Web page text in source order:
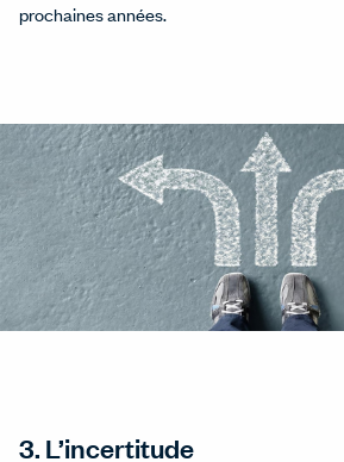
prochaines années.
3. L’incertitude